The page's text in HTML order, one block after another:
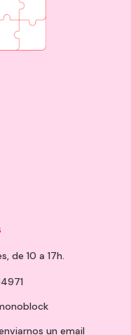
de 10 a 17h.
un email